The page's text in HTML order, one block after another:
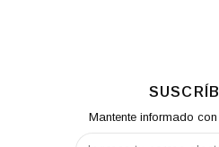
Mantente informado